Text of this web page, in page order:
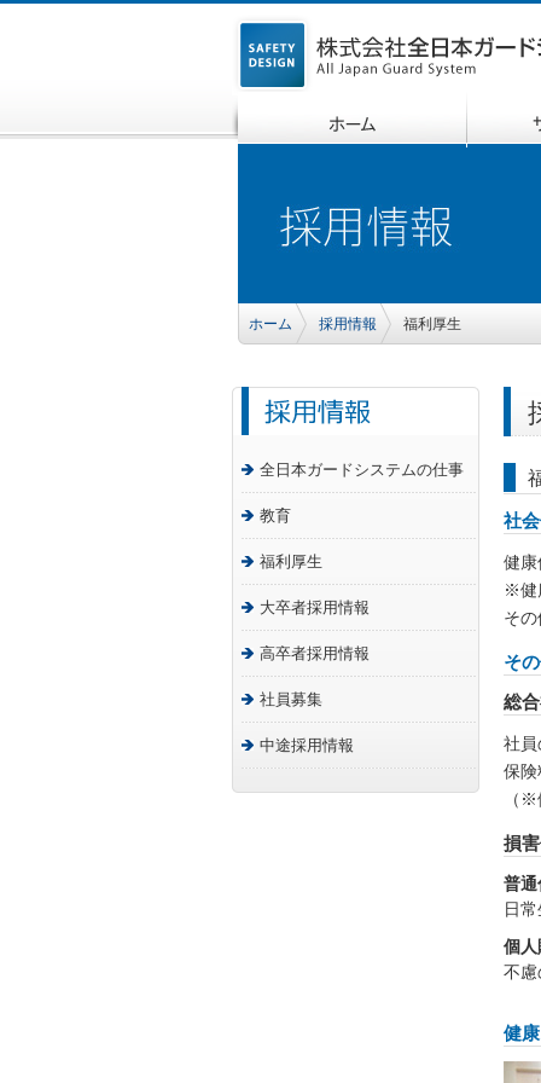
ホーム 採用情報 福利厚生
社
健康
※健
そ
そ
総
社員
保険
（
損
普通
日
個人
不慮
健康
全日本ガードシステムの仕事
教育
福利厚生
大卒者採用情報
高卒者採用情報
社員募集
中途採用情報